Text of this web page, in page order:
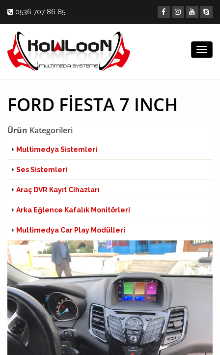
0536 707 86 85
FORD FİESTA 7 INCH
Ürün Kategorileri
Multimedya Sistemleri
Ses Sistemleri
Araç DVR Kayıt Cihazları
Arka Eğlence Kafalık Monitörleri
Multimedya Car Play Modülleri